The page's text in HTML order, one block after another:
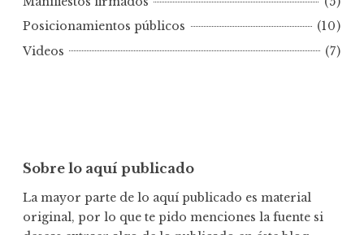
c
a
Posicionamientos públicos
(10)
Videos
(7)
Sobre lo aquí publicado
La mayor parte de lo aquí publicado es material
original, por lo que te pido menciones la fuente si